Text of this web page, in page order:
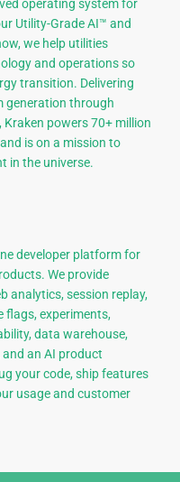
operating system for
Utility-Grade AI™ and
we help utilities
and operations so
transition. Delivering
generation through
powers 70+ million
is on a mission to
in the universe.
developer platform for
We provide
analytics, session replay,
flags, experiments,
data warehouse,
and an AI product
your code, ship features
usage and customer